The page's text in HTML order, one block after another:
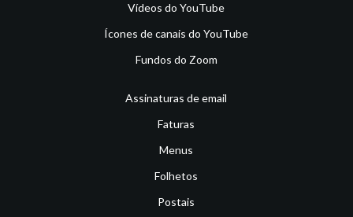
Vídeos do YouTube
Ícones de canais do YouTube
Fundos do Zoom
Assinaturas de email
Faturas
Menus
Folhetos
Postais